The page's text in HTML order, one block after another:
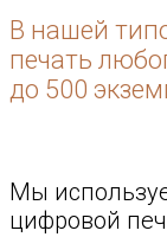
В нашей
печать
до 500
Мы
цифровой